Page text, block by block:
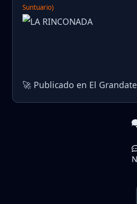
Suntuario)
🚀 Publicado en El